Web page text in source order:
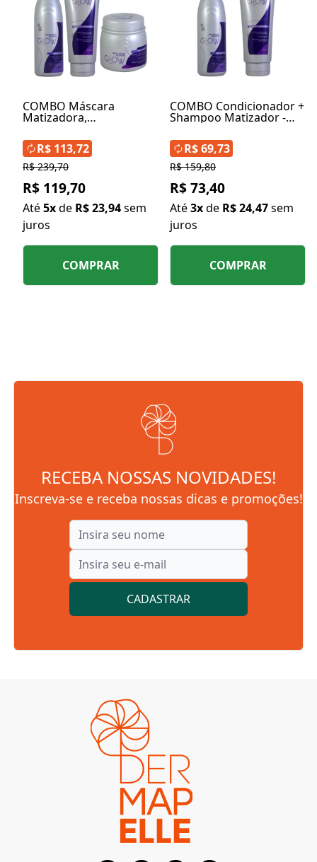
COMBO Máscara
Matizadora,
Matizador e Shampoo
Matizador - Blonde Glow
R$ 239,70
R$ 119,70
Até5xde R$ 23,94sem
juros
R$ 113,72
COMPRAR
COMBO Condicionador +
Shampoo Matizador -
R$ 159,80
R$ 73,40
Até3xde R$ 24,47sem
juros
R$ 69,73
COMPRAR
RECEBA NOSSAS NOVIDADES!
Inscreva-se e receba nossas dicas e promoções!
CADASTRAR